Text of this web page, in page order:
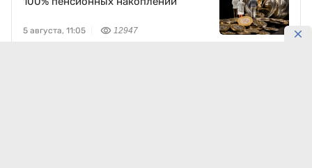
5 августа, 11:05 12947